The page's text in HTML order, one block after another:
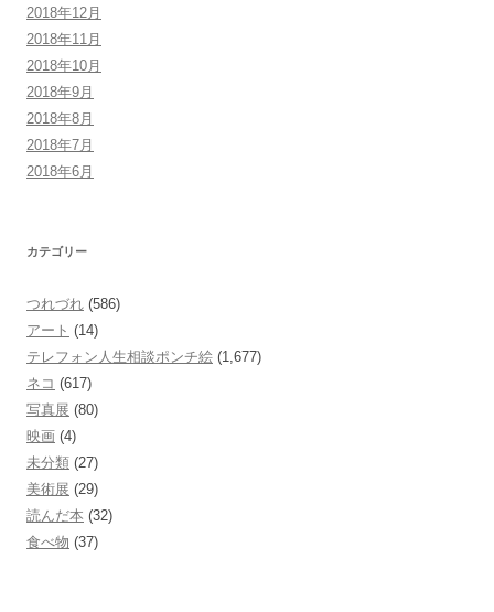
2018年12月
2018年11月
2018年10月
2018年9月
2018年8月
2018年7月
2018年6月
カテゴリー
つれづれ (586)
アート (14)
テレフォン人生相談ポンチ絵 (1,677)
ネコ (617)
写真展 (80)
映画 (4)
未分類 (27)
美術展 (29)
読んだ本 (32)
食べ物 (37)